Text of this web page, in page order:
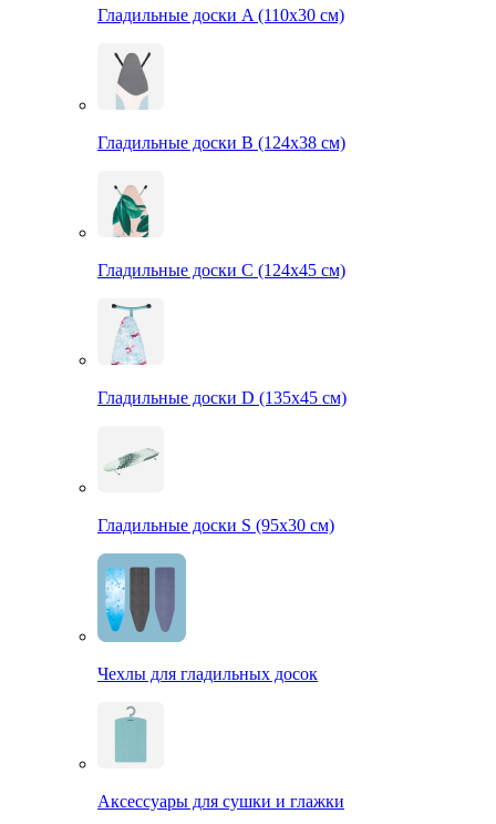
Гладильные доски A (110х30 см)
Гладильные доски B (124х38 см)
Гладильные доски С (124х45 см)
Гладильные доски D (135х45 см)
Гладильные доски S (95х30 см)
Чехлы для гладильных досок
Аксессуары для сушки и глажки